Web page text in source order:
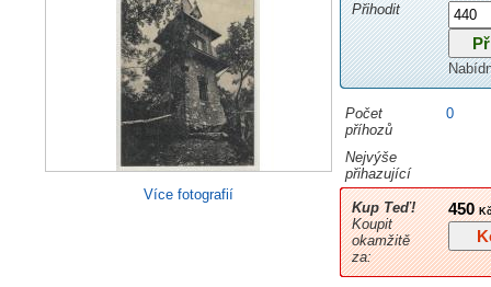
Více fotografií
Přihodit
Počet
příhozů
0
Nejvýše
přihazující
Kup Teď!
Koupit
okamžitě
za:
450